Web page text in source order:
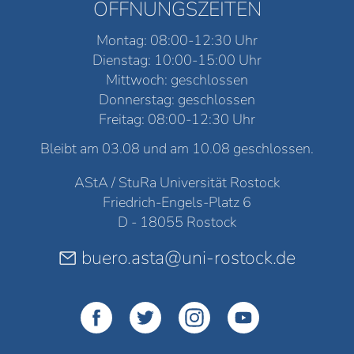
ÖFFNUNGSZEITEN
Montag: 08:00-12:30 Uhr
Dienstag: 10:00-15:00 Uhr
Mittwoch: geschlossen
Donnerstag: geschlossen
Freitag: 08:00-12:30 Uhr
Bleibt am 03.08 und am 10.08 geschlossen.
AStA / StuRa Universität Rostock
Friedrich-Engels-Platz 6
D - 18055 Rostock
buero.asta@uni-rostock.de